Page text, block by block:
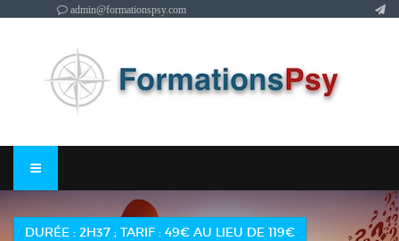
admin@formationspsy.com
DURÉE : 2H37 ; TARIF : 49€ AU LIEU DE 119€